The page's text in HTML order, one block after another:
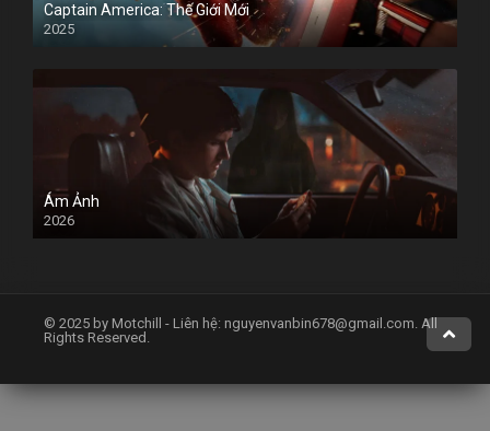
Captain America: Thế Giới Mới
2025
Ám Ảnh
2026
© 2025 by Motchill - Liên hệ: nguyenvanbin678@gmail.com. All
Rights Reserved.